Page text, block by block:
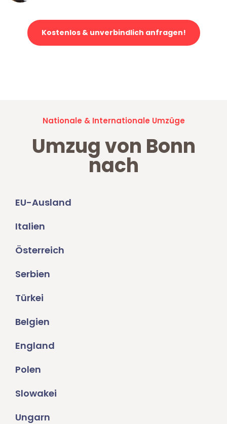
Kostenlos & unverbindlich anfragen!
Nationale & Internationale Umzüge
Umzug von Bonn
nach
EU-Ausland
Italien
Österreich
Serbien
Türkei
Belgien
England
Polen
Slowakei
Ungarn